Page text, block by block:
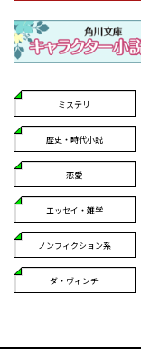
ミステリ
歴史・時代小説
恋愛
エッセイ・雑学
ノンフィクション系
ダ・ヴィンチ